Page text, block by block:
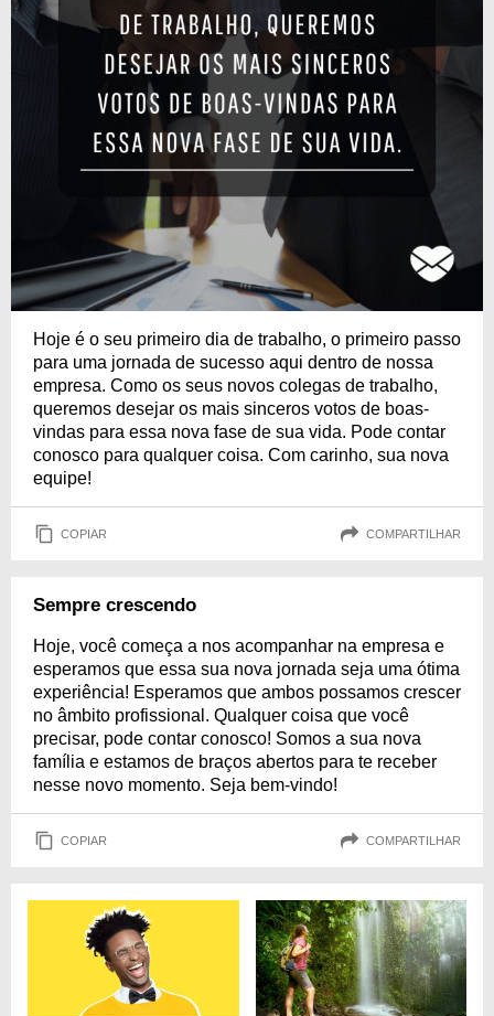
Hoje é o seu primeiro dia de trabalho, o primeiro passo
para uma jornada de sucesso aqui dentro de nossa
empresa. Como os seus novos colegas de trabalho,
queremos desejar os mais sinceros votos de boas-
vindas para essa nova fase de sua vida. Pode contar
conosco para qualquer coisa. Com carinho, sua nova
equipe!
COPIAR COMPARTILHAR
Sempre crescendo
Hoje, você começa a nos acompanhar na empresa e
esperamos que essa sua nova jornada seja uma ótima
experiência! Esperamos que ambos possamos crescer
no âmbito profissional. Qualquer coisa que você
precisar, pode contar conosco! Somos a sua nova
família e estamos de braços abertos para te receber
nesse novo momento. Seja bem-vindo!
COPIAR COMPARTILHAR